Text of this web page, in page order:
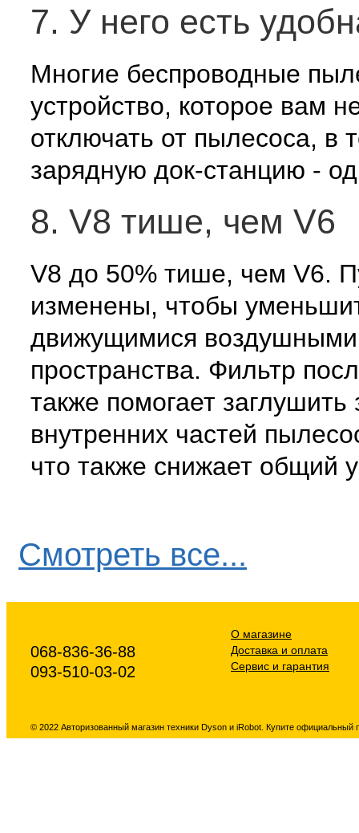
7. У него есть
Многие беспроводные
устройство, которое вам
отключать от пылесоса, в
зарядную док-станцию -
8. V8 тише, чем V6
V8 до 50% тише, чем V6.
изменены, чтобы
движущимися воздушными
пространства. Фильтр
также помогает
внутренних частей
что также снижает общий
Смотреть все...
068-836-36-88
093-510-03-02
О магазине
Доставка и оплата
Сервис и гарантия
© 2022 Авторизованный магазин техники Dyson и iRobot. Купите